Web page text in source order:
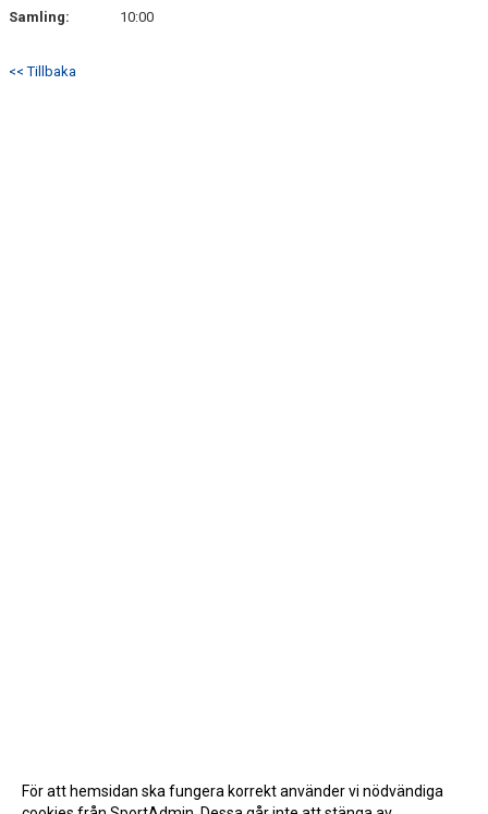
Samling:
10:00
<< Tillbaka
För att hemsidan ska fungera korrekt använder vi nödvändiga